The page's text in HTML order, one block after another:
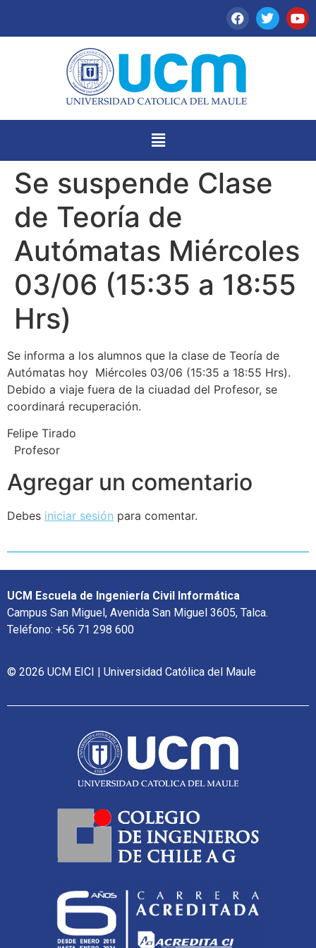
Se suspende Clase
de Teoría de
Autómatas Miércoles
03/06 (15:35 a 18:55
Hrs)
Se informa a los alumnos que la clase de Teoría de
Autómatas hoy Miércoles 03/06 (15:35 a 18:55 Hrs).
Debido a viaje fuera de la ciuadad del Profesor, se
coordinará recuperación.
Felipe Tirado
Profesor
Agregar un comentario
Debes iniciar sesión para comentar.
UCM Escuela de Ingeniería Civil Informática
Campus San Miguel, Avenida San Miguel 3605, Talca.
Teléfono: +56 71 298 600
© 2026 UCM EICI | Universidad Católica del Maule